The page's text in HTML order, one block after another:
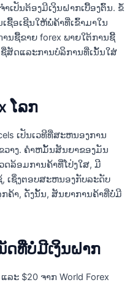
ເປັນຕ້ອງມີເງິນຝາກເບື້ອງຕົ້ນ. ຂໍ້
ຊື້ອເຊີນໃຫ້ພໍ່ຄ້າທີ່ເຂົ້າມາໃນ
ນຊື້ຂາຍ forex ພາຍໃຕ້ການຊີ້
ສັດແລະການບໍລິການທີ່ເນັ້ນໃສ່
ໂລກ
ເປັນເວທີທີ່ສະຫນອງການ
ວາງ. ຄໍາຫມັ້ນສັນຍາຂອງມັນ
ລ້ອມການຄ້າທີ່ໂປ່ງໃສ, ມີ
ເຊິ່ງຕອບສະຫນອງກັບລະດັບ
ຄ້າ, ດັ່ງນັ້ນ, ສັນຍາການຄ້າທີ່ບໍ່ມີ
ທີ່ບໍ່ມີເງິນຝາກ
ລະ $20 ຈາກ World Forex